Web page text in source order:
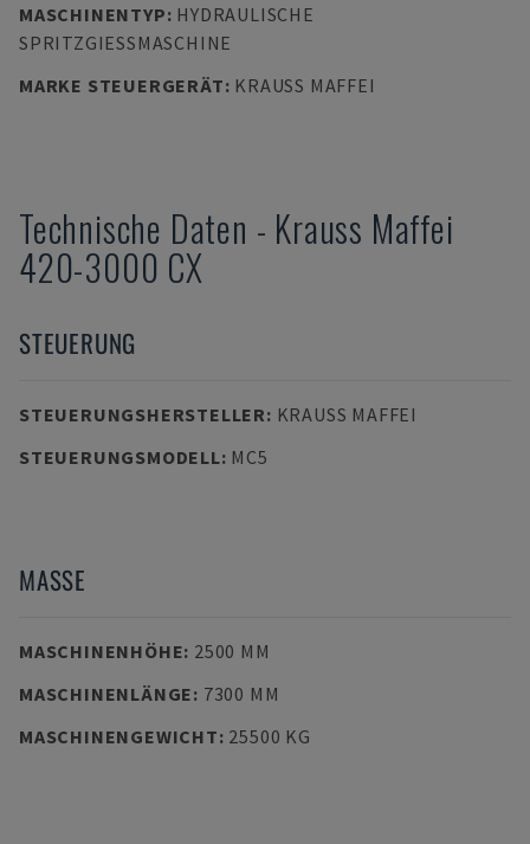
MASCHINENTYP: HYDRAULISCHE
SPRITZGIESSMASCHINE
MARKE STEUERGERÄT: KRAUSS MAFFEI
Technische Daten - Krauss Maffei
420-3000 CX
STEUERUNG
STEUERUNGSHERSTELLER: KRAUSS MAFFEI
STEUERUNGSMODELL: MC5
MASSE
MASCHINENHÖHE: 2500 MM
MASCHINENLÄNGE: 7300 MM
MASCHINENGEWICHT: 25500 KG